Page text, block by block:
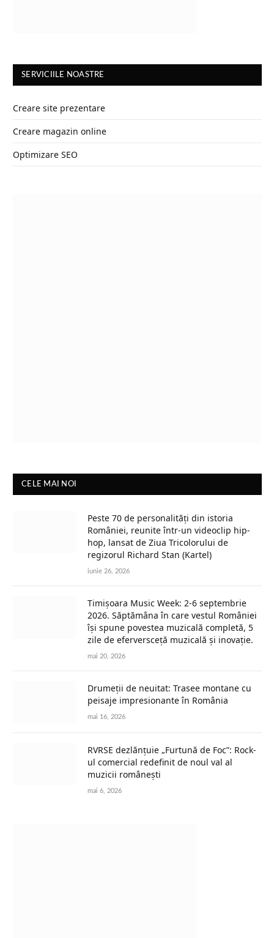
SERVICIILE NOASTRE
Creare site prezentare
Creare magazin online
Optimizare SEO
CELE MAI NOI
Peste 70 de personalități din istoria
României, reunite într-un videoclip hip-
hop, lansat de Ziua Tricolorului de
regizorul Richard Stan (Kartel)
iunie 26, 2026
Timișoara Music Week: 2-6 septembrie
2026. Săptămâna în care vestul României
își spune povestea muzicală completă, 5
zile de eferversceță muzicală și inovație.
mai 20, 2026
Drumeții de neuitat: Trasee montane cu
peisaje impresionante în România
mai 16, 2026
RVRSE dezlănțuie „Furtună de Foc”: Rock-
ul comercial redefinit de noul val al
muzicii românești
mai 6, 2026